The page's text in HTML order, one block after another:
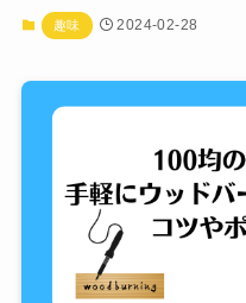
趣味 2024-02-28